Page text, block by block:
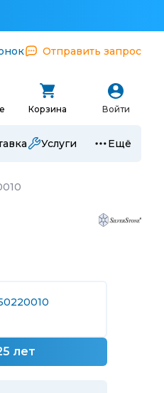
Отправить запрос
Корзина Войти
Услуги Ещё
лет